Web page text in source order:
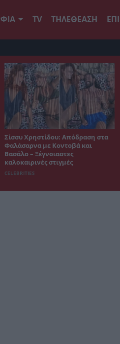
TV ΤΗΛΕΘΕΑΣΗ
Σίσσυ Χρηστίδου: Απόδραση στα
Φαλάσαρνα με Κοντοβά και
Βασάλο – Ξέγνοιαστες
καλοκαιρινές στιγμές
CELEBRITIES